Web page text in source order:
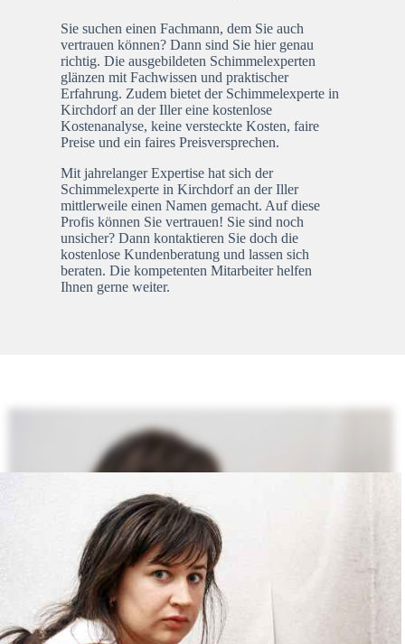
Sie suchen einen Fachmann, dem Sie auch
vertrauen können? Dann sind Sie hier genau
richtig. Die ausgebildeten Schimmelexperten
glänzen mit Fachwissen und praktischer
Erfahrung. Zudem bietet der Schimmelexperte in
Kirchdorf an der Iller eine kostenlose
Kostenanalyse, keine versteckte Kosten, faire
Preise und ein faires Preisversprechen.
Mit jahrelanger Expertise hat sich der
Schimmelexperte in Kirchdorf an der Iller
mittlerweile einen Namen gemacht. Auf diese
Profis können Sie vertrauen! Sie sind noch
unsicher? Dann kontaktieren Sie doch die
kostenlose Kundenberatung und lassen sich
beraten. Die kompetenten Mitarbeiter helfen
Ihnen gerne weiter.